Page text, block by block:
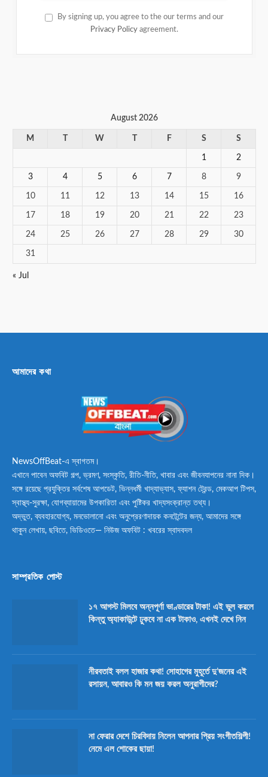
By signing up, you agree to the our terms and our
Privacy Policy agreement.
August 2026
M W F S S
1 2
3 4 5 6 7 8 9
10 11 12 13 14 15 16
17 18 19 20 21 22 23
24 25 26 27 28 29 30
31
« Jul
আমাদের কথা
NewsOffBeat-এ স্বাগতম।
এখানে পাবেন অফবিট গল্প, ভ্রমণ, সংস্কৃতি, রীতি-নীতি, খাবার এবং জীবনযাপনের নানা দিক।
সঙ্গে রয়েছে প্রযুক্তির সর্বশেষ আপডেট, ভিন্নধর্মী খাদ্যাভ্যাস, ফ্যাশন ট্রেন্ড, মেকআপ টিপস,
স্বাস্থ্য-সুরক্ষা, যোগব্যায়ামের উপকারিতা এবং পুষ্টিকর খাদ্যসংক্রান্ত তথ্য।
অদ্ভুত, ব্যবহারযোগ্য, মনভোলানো এবং অনুপ্রেরণাদায়ক কনটেন্টের জন্য, আমাদের সঙ্গে
থাকুন লেখায়, ছবিতে, ভিডিওতে— নিউজ অফবিট : খবরের স্বাদবদল
সাম্প্রতিক পোস্ট
১৭ আগস্ট মিলবে অন্নপূর্ণা ভাণ্ডারের টাকা! এই ভুল করলে
কিন্তু অ্যাকাউন্টে ঢুকবে না এক টাকাও, এখনই দেখে নিন
নীরবতাই বলল হাজার কথা! সোহাগের মুহূর্তে দু’জনের এই
রসায়ন, আবারও কি মন জয় করল অনুরাগীদের?
না ফেরার দেশে চিরবিদায় নিলেন আপনার প্রিয় সংগীতশিল্পী!
নেমে এল শোকের ছায়া!